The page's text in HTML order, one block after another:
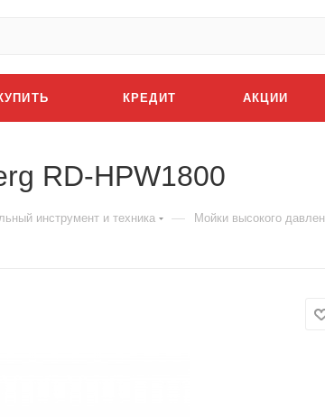
КРЕДИТ АКЦИИ
RD-HPW1800
инструмент и техника — Мойки высокого